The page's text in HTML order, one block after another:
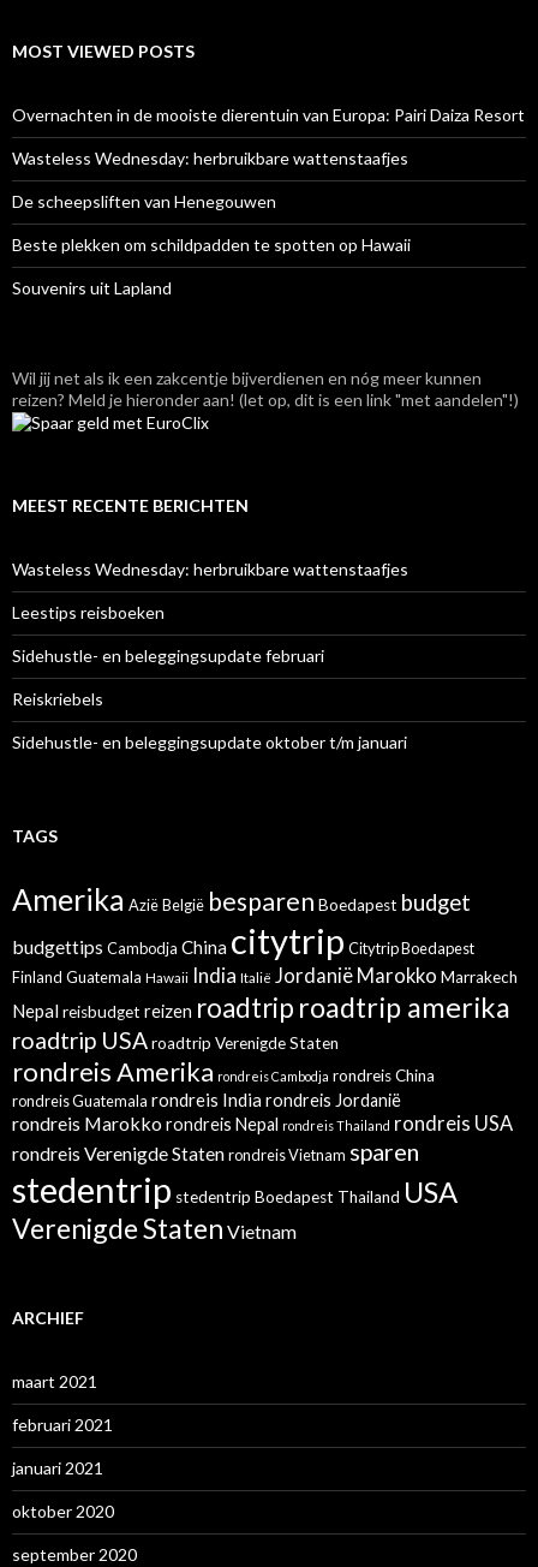
MOST VIEWED POSTS
Overnachten in de mooiste dierentuin van Europa: Pairi Daiza Resort
Wasteless Wednesday: herbruikbare wattenstaafjes
De scheepsliften van Henegouwen
Beste plekken om schildpadden te spotten op Hawaii
Souvenirs uit Lapland
Wil jij net als ik een zakcentje bijverdienen en nóg meer kunnen
reizen? Meld je hieronder aan! (let op, dit is een link "met aandelen"!)
MEEST RECENTE BERICHTEN
Wasteless Wednesday: herbruikbare wattenstaafjes
Leestips reisboeken
Sidehustle- en beleggingsupdate februari
Reiskriebels
Sidehustle- en beleggingsupdate oktober t/m januari
TAGS
Amerika AziëBelgië besparen Boedapest budget
budgettips Cambodja China citytrip Citytrip Boedapest
Finland Guatemala Hawaii India Italië Jordanië Marokko Marrakech
Nepalreisbudget reizen roadtrip roadtrip amerika
roadtrip USAroadtrip Verenigde Staten
rondreis Amerika rondreis Cambodja rondreis China
rondreis Guatemala rondreis Indiarondreis Jordanië
rondreis Marokkorondreis Nepal rondreis Thailand rondreis USA
rondreis Verenigde Statenrondreis Vietnam sparen
stedentrip stedentrip Boedapest Thailand USA
Verenigde Staten Vietnam
ARCHIEF
maart 2021
februari 2021
januari 2021
oktober 2020
september 2020